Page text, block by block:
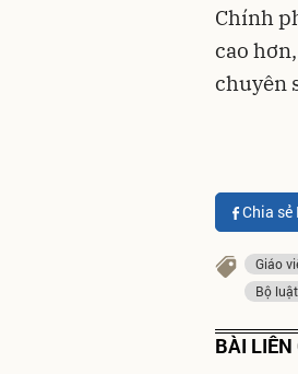
Chính
cao
chuyên
Chia sẻ
Giáo
Bộ
BÀI LIÊN